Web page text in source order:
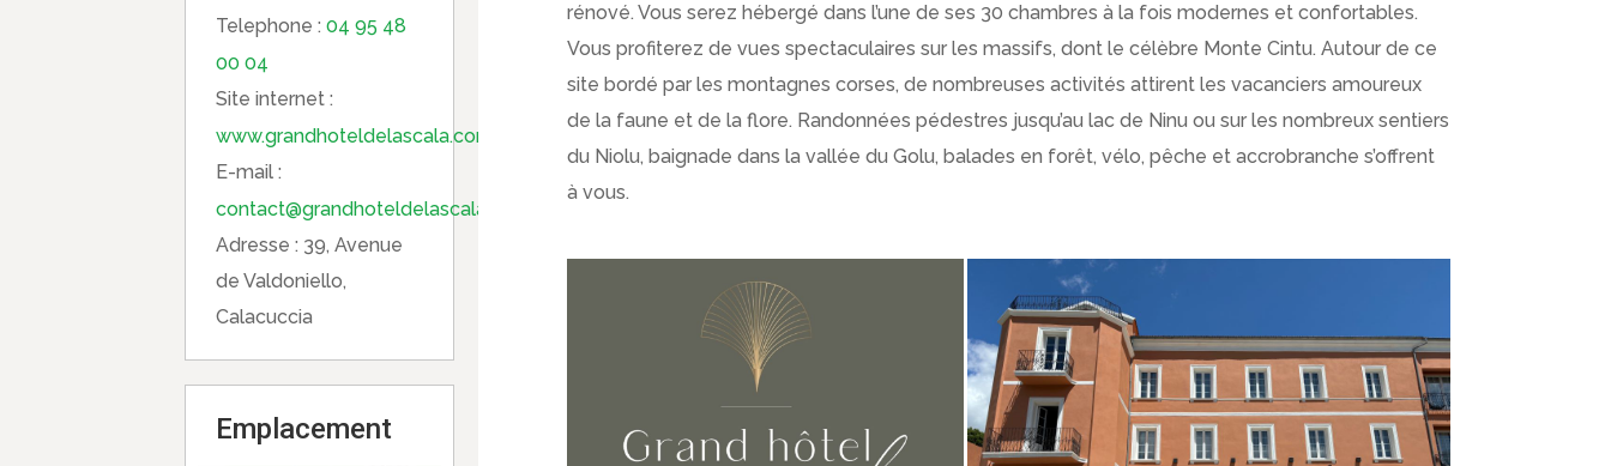
Telephone :04 95 48
00 04
Site internet :
www.grandhoteldelascala.com
E-mail :
contact@grandhoteldelascala.com
Adresse : 39, Avenue
de Valdoniello,
Calacuccia
Emplacement
rénové. Vous serez hébergé dans l’une de ses 30 chambres à la fois modernes et confortables.
Vous profiterez de vues spectaculaires sur les massifs, dont le célèbre Monte Cintu. Autour de ce
site bordé par les montagnes corses, de nombreuses activités attirent les vacanciers amoureux
de la faune et de la flore. Randonnées pédestres jusqu’au lac de Ninu ou sur les nombreux sentiers
du Niolu, baignade dans la vallée du Golu, balades en forêt, vélo, pêche et accrobranche s’offrent
à vous.